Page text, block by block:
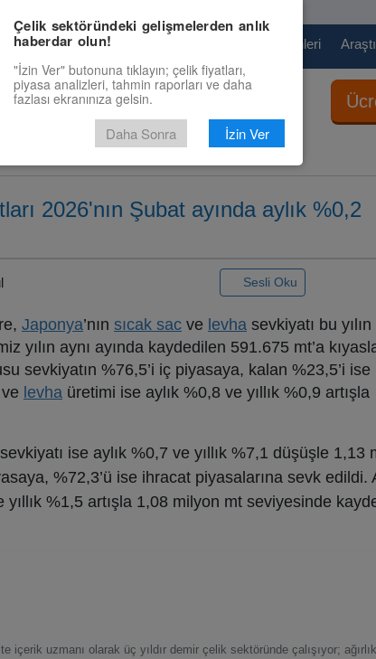
Pazaryeri Fiyat Tahminleri
2026'nın Şubat ayında aylık %0,2
Sesli Oku
Japonya’nın sıcak sac ve levha sevkiyatı bu
yılın aynı ayında kaydedilen 591.675 mt’a
sevkiyatın %76,5’i iç piyasaya, kalan %23,5’i ise
ve levha üretimi ise aylık %0,8 ve yıllık %0,9 artışla
ise aylık %0,7 ve yıllık %7,1 düşüşle 1,13
%72,3’ü ise ihracat piyasalarına sevk edildi.
%1,5 artışla 1,08 milyon mt seviyesinde
uzmanı olarak üç yıldır demir çelik sektöründe çalışıyor;
Çelik sektöründeki gelişmelerden anlık
haberdar olun!
"İzin Ver" butonuna tıklayın; çelik fiyatları,
piyasa analizleri, tahmin raporları ve daha
fazlası ekranınıza gelsin.
Daha Sonra İzin Ver